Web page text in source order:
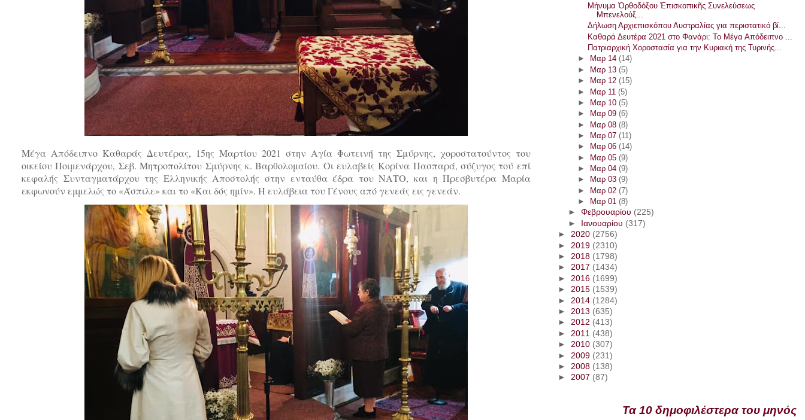
Μέγα Απόδειπνο Καθαράς Δευτέρας, 15ης Μαρτίου 2021 στην Αγία Φωτεινή της Σμύρνης, χοροστατούντος του
οικείου Ποιμενάρχου, Σεβ. Μητροπολίτου Σμύρνης κ. Βαρθολομαίου. Οι ευλαβείς Κορίνα Πασπαρά, σύζυγος τού επί
κεφαλής Συνταγματάρχου της Ελληνικής Αποστολής στην ενταύθα έδρα του ΝΑΤΟ, και η Πρεσβυτέρα Μαρία
εκφωνούν εμμελώς το «Άσπιλε» και το «Και δός ημίν». Η ευλάβεια του Γένους από γενεάς εις γενεάν.
Μήνυμα Ὀρθοδόξου Ἐπισκοπικῆς Συνελεύσεως
Μπενελούξ...
Δήλωση Αρχιεπισκόπου Αυστραλίας για περιστατικό βί...
Καθαρά Δευτέρα 2021 στο Φανάρι: Το Μέγα Απόδειπνο ...
Πατριαρχική Χοροστασία για την Κυριακή της Τυρινής...
►
Μαρ 14 (14)
►
Μαρ 13 (5)
►
Μαρ 12 (15)
► Μαρ 11 (5)
►
Μαρ 10 (5)
►
Μαρ 09 (6)
► Μαρ 08 (8)
►
Μαρ 07 (11)
►
Μαρ 06 (14)
► Μαρ 05 (9)
►
Μαρ 04 (9)
►
Μαρ 03 (9)
► Μαρ 02 (7)
►
Μαρ 01 (8)
► Φεβρουαρίου (225)
►
Ιανουαρίου (317)
►2020 (2756)
► 2019 (2310)
►2018 (1798)
►2017 (1434)
► 2016 (1699)
►2015 (1539)
► 2014 (1284)
► 2013 (635)
►2012 (413)
► 2011 (438)
►2010 (307)
► 2009 (231)
► 2008 (138)
►2007 (87)
Τα 10 δημοφιλέστερα του μηνός